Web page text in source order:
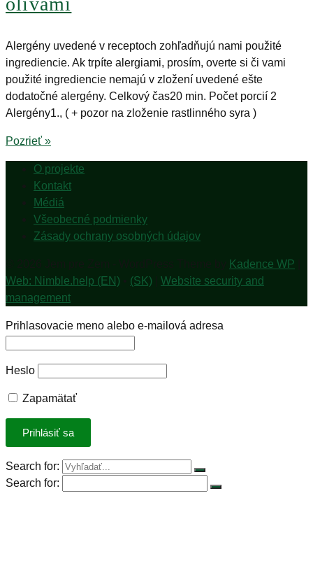
Alergény uvedené v receptoch zohľadňujú nami použité
ingrediencie. Ak trpíte alergiami, prosím, overte si či vami
použité ingrediencie nemajú v zložení uvedené ešte
dodatočné alergény. Celkový čas20 min. Počet porcií 2
Alergény1., ( + pozor na zloženie rastlinného syra )
Pozrieť »
O projekte
Kontakt
Médiá
Všeobecné podmienky
Zásady ochrany osobných údajov
Kadence WP
Web: Nimble.help (EN)
(SK)
Website security and
management
Prihlasovacie meno alebo e-mailová adresa
Heslo
Zapamätať
Search for:
Search for: